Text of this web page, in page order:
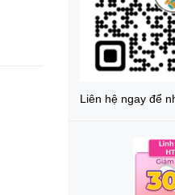
Liên hệ ngay để